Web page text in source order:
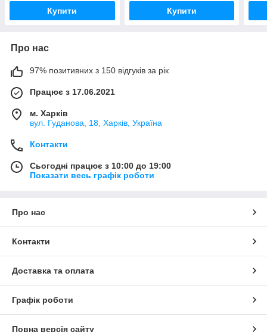
Купити Купити
Про нас
97% позитивних з 150 відгуків за рік
Працює з 17.06.2021
м. Харків
вул. Гуданова, 18, Харків, Україна
Контакти
Сьогодні працює з 10:00 до 19:00
Показати весь графік роботи
Про нас
Контакти
Доставка та оплата
Графік роботи
Повна версія сайту